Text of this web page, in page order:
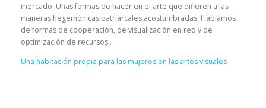
mercado. Unas formas de hacer en el arte que difieren a las
maneras hegemónicas patriarcales acostumbradas. Hablamos
de formas de cooperación, de visualización en red y de
optimización de recursos..
Una habitación propia para las mujeres en las artes visuales